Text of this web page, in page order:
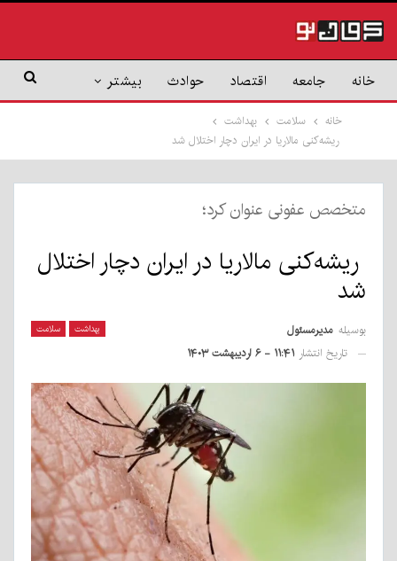
خانه جامعه اقتصاد حوادث بیشتر
خانه سلامت
بهداشت
ریشه‌کنی مالاریا در ایران دچار اختلال شد
متخصص عفونی عنوان کرد؛
ریشه‌کنی مالاریا در ایران دچار اختلال
شد
بهداشت سلامت بوسیله مدیرمسئول
تاریخ انتشار ۱۱:۴۱ - ۶ اردیبهشت ۱۴۰۳